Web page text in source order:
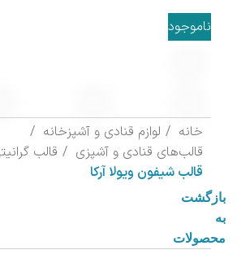
ناموجود
خانه
لوازم قنادی و آشپزخانه
قالب‌های قنادی و آشپزی
قالب
قالب شیفون ویولا آرکا
بازگشت
به
محصولات